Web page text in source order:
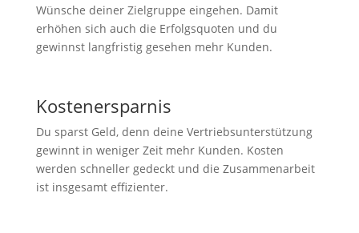
Wünsche deiner Zielgruppe eingehen. Damit
erhöhen sich auch die Erfolgsquoten und du
gewinnst langfristig gesehen mehr Kunden.
Kostenersparnis
Du sparst Geld, denn deine Vertriebsunterstützung
gewinnt in weniger Zeit mehr Kunden. Kosten
werden schneller gedeckt und die Zusammenarbeit
ist insgesamt effizienter.